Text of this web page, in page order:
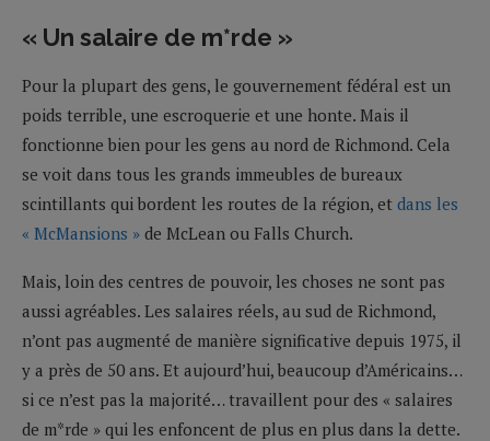
« Un salaire de m*rde »
Pour la plupart des gens, le gouvernement fédéral est un
poids terrible, une escroquerie et une honte. Mais il
fonctionne bien pour les gens au nord de Richmond. Cela
se voit dans tous les grands immeubles de bureaux
scintillants qui bordent les routes de la région, et dans les
« McMansions » de McLean ou Falls Church.
Mais, loin des centres de pouvoir, les choses ne sont pas
aussi agréables. Les salaires réels, au sud de Richmond,
n’ont pas augmenté de manière significative depuis 1975, il
y a près de 50 ans. Et aujourd’hui, beaucoup d’Américains…
si ce n’est pas la majorité… travaillent pour des « salaires
de m*rde » qui les enfoncent de plus en plus dans la dette.